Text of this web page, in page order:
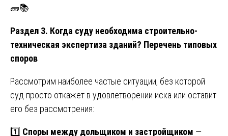
🧱📚
Раздел 3. Когда суду необходима строительно-
техническая экспертиза зданий? Перечень типовых
споров
Рассмотрим наиболее частые ситуации, без которой
суд просто откажет в удовлетворении иска или оставит
его без рассмотрения:
1️⃣ Споры между дольщиком и застройщиком —